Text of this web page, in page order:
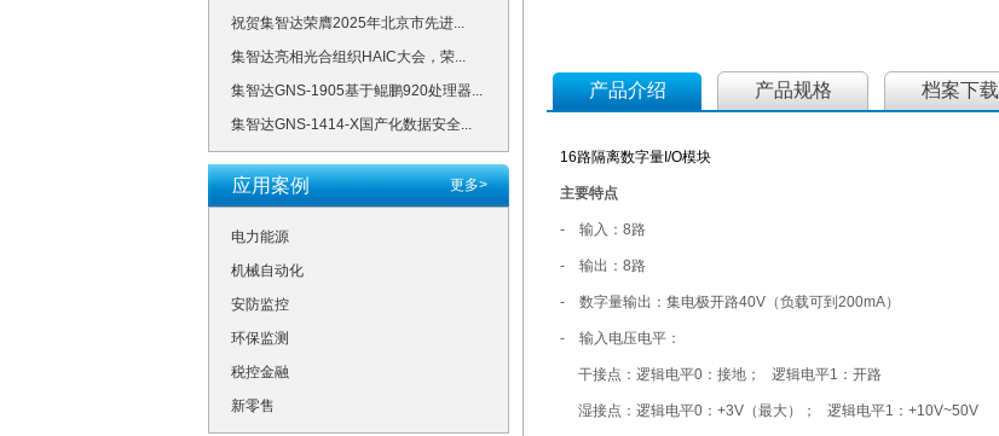
祝贺集智达荣膺2025年北京市先进...
集智达亮相光合组织HAIC大会，荣...
集智达GNS-1905基于鲲鹏920处理器...
集智达GNS-1414-X国产化数据安全...
更多>
应用案例
电力能源
机械自动化
安防监控
环保监测
税控金融
新零售
产品介绍 产品规格 档案下载
16路隔离数字量I/O模块
主要特点
- 输入：8路
- 输出：8路
- 数字量输出：集电极开路40V（负载可到200mA）
- 输入电压电平：
干接点：逻辑电平0：接地； 逻辑电平1：开路
湿接点：逻辑电平0：+3V（最大）； 逻辑电平1：+10V~50V